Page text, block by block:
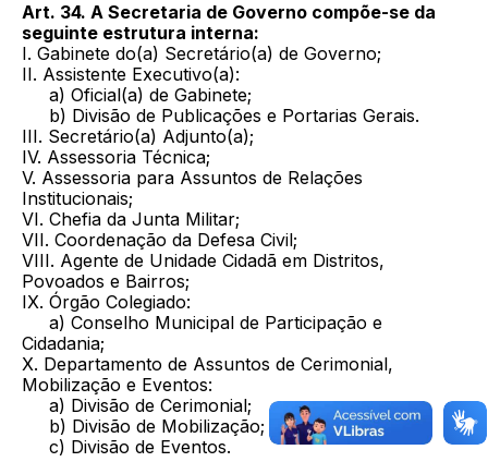
Art. 34. A Secretaria de Governo compõe-se da
seguinte estrutura interna:
I. Gabinete do(a) Secretário(a) de Governo;
II. Assistente Executivo(a):
a) Oficial(a) de Gabinete;
b) Divisão de Publicações e Portarias Gerais.
III. Secretário(a) Adjunto(a);
IV. Assessoria Técnica;
V. Assessoria para Assuntos de Relações
Institucionais;
VI. Chefia da Junta Militar;
VII. Coordenação da Defesa Civil;
VIII. Agente de Unidade Cidadã em Distritos,
Povoados e Bairros;
IX. Órgão Colegiado:
a) Conselho Municipal de Participação e
Cidadania;
X. Departamento de Assuntos de Cerimonial,
Mobilização e Eventos:
a) Divisão de Cerimonial;
b) Divisão de Mobilização;
c) Divisão de Eventos.